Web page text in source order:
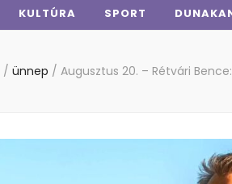
KULTÚRA SPORT
/ ünnep / Augusztus 20. – Rétvári